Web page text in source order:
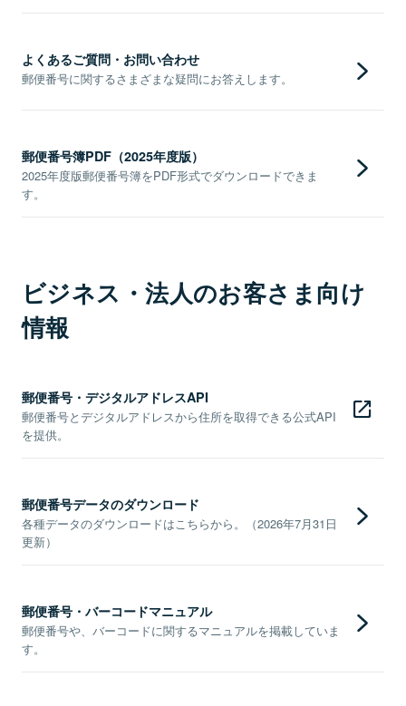
よくあるご質問・お問い合わせ
郵便番号に関するさまざまな疑問にお答えします。
郵便番号簿PDF（2025年度版）
2025年度版郵便番号簿をPDF形式でダウンロードできま
す。
ビジネス・法人のお客さま向け
情報
郵便番号・デジタルアドレスAPI
郵便番号とデジタルアドレスから住所を取得できる公式API
を提供。
郵便番号データのダウンロード
各種データのダウンロードはこちらから。（2026年7月31日
更新）
郵便番号・バーコードマニュアル
郵便番号や、バーコードに関するマニュアルを掲載していま
す。